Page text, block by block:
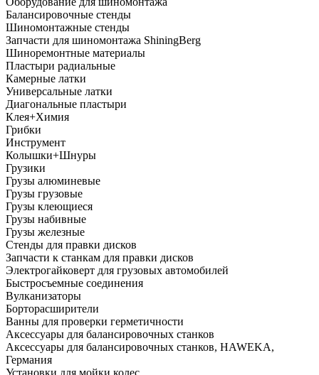
Балансировочные стенды
Шиномонтажные стенды
Запчасти для шиномонтажа ShiningBerg
Шиноремонтные материалы
Пластыри радиальные
Камерные латки
Универсальные латки
Диагональные пластыри
Клея+Химия
Грибки
Инструмент
Колышки+Шнуры
Грузики
Грузы алюминевые
Грузы грузовые
Грузы клеющиеся
Грузы набивные
Грузы железные
Стенды для правки дисков
Запчасти к станкам для правки дисков
Электрогайковерт для грузовых автомобилей
Быстросъемные соединения
Вулканизаторы
Борторасширители
Ванны для проверки герметичности
Аксессуары для балансировочных станков
Аксессуары для балансировочных станков, HAWEKA,
Германия
Установки для мойки колес